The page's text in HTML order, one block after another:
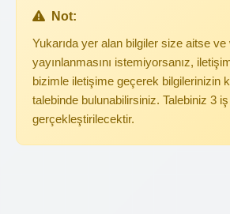
Not:
Yukarıda yer alan bilgiler size aitse
yayınlanmasını istemiyorsanız,
bizimle iletişime geçerek bilgilerinizin
talebinde bulunabilirsiniz. Talebiniz 3
gerçekleştirilecektir.